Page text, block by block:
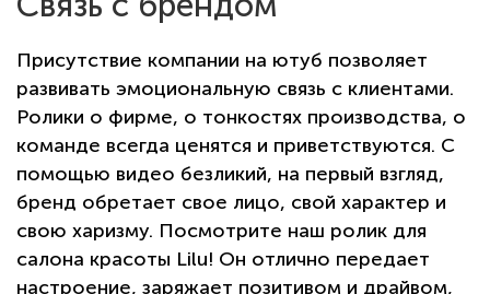
Присутствие компании на ютуб позволяет
развивать эмоциональную связь с клиентами.
Ролики о фирме, о тонкостях производства, о
команде всегда ценятся и приветствуются. С
помощью видео безликий, на первый взгляд,
бренд обретает свое лицо, свой характер и
свою харизму. Посмотрите наш ролик для
салона красоты Lilu! Он отлично передает
настроение, заряжает позитивом и драйвом,